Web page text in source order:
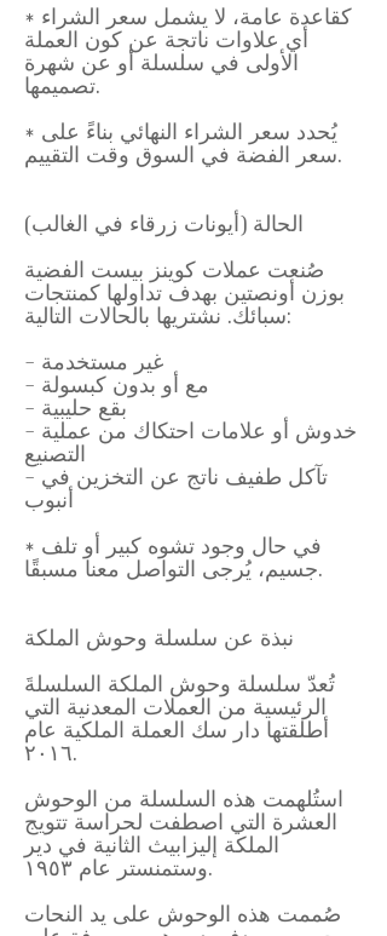
* كقاعدة عامة، لا يشمل سعر الشراء
أي علاوات ناتجة عن كون العملة
الأولى في سلسلة أو عن شهرة
تصميمها.
* يُحدد سعر الشراء النهائي بناءً على
سعر الفضة في السوق وقت التقييم.
الحالة (أيونات زرقاء في الغالب)
صُنعت عملات كوينز بيست الفضية
بوزن أونصتين بهدف تداولها كمنتجات
سبائك. نشتريها بالحالات التالية:
- غير مستخدمة
- مع أو بدون كبسولة
- بقع حليبية
- خدوش أو علامات احتكاك من عملية
التصنيع
- تآكل طفيف ناتج عن التخزين في
أنبوب
* في حال وجود تشوه كبير أو تلف
جسيم، يُرجى التواصل معنا مسبقًا.
نبذة عن سلسلة وحوش الملكة
تُعدّ سلسلة وحوش الملكة السلسلةَ
الرئيسية من العملات المعدنية التي
أطلقتها دار سك العملة الملكية عام
٢٠١٦.
استُلهمت هذه السلسلة من الوحوش
العشرة التي اصطفت لحراسة تتويج
الملكة إليزابيث الثانية في دير
وستمنستر عام ١٩٥٣.
صُممت هذه الوحوش على يد النحات